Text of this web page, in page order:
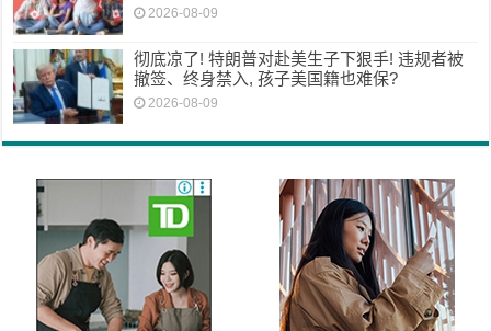
2026-08-09
彻底凉了! 特朗普对赴美生子下狠手! 违规者被
撤签、终身禁入, 孩子美国籍也难保?
2026-08-09